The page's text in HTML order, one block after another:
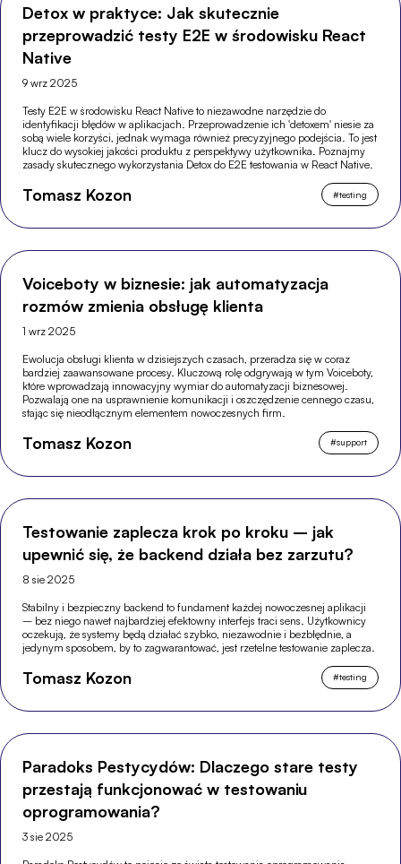
Detox w praktyce: Jak skutecznie
przeprowadzić testy E2E w środowisku React
Native
9 wrz 2025
Testy E2E w środowisku React Native to niezawodne narzędzie do
identyfikacji błędów w aplikacjach. Przeprowadzenie ich 'detoxem' niesie za
sobą wiele korzyści, jednak wymaga również precyzyjnego podejścia. To jest
klucz do wysokiej jakości produktu z perspektywy użytkownika. Poznajmy
zasady skutecznego wykorzystania Detox do E2E testowania w React Native.
Tomasz Kozon #testing
Voiceboty w biznesie: jak automatyzacja
rozmów zmienia obsługę klienta
1 wrz 2025
Ewolucja obsługi klienta w dzisiejszych czasach, przeradza się w coraz
bardziej zaawansowane procesy. Kluczową rolę odgrywają w tym Voiceboty,
które wprowadzają innowacyjny wymiar do automatyzacji biznesowej.
Pozwalają one na usprawnienie komunikacji i oszczędzenie cennego czasu,
stając się nieodłącznym elementem nowoczesnych firm.
Tomasz Kozon #support
Testowanie zaplecza krok po kroku – jak
upewnić się, że backend działa bez zarzutu?
8 sie 2025
Stabilny i bezpieczny backend to fundament każdej nowoczesnej aplikacji
– bez niego nawet najbardziej efektowny interfejs traci sens. Użytkownicy
oczekują, że systemy będą działać szybko, niezawodnie i bezbłędnie, a
jedynym sposobem, by to zagwarantować, jest rzetelne testowanie zaplecza.
Tomasz Kozon #testing
Paradoks Pestycydów: Dlaczego stare testy
przestają funkcjonować w testowaniu
oprogramowania?
3 sie 2025